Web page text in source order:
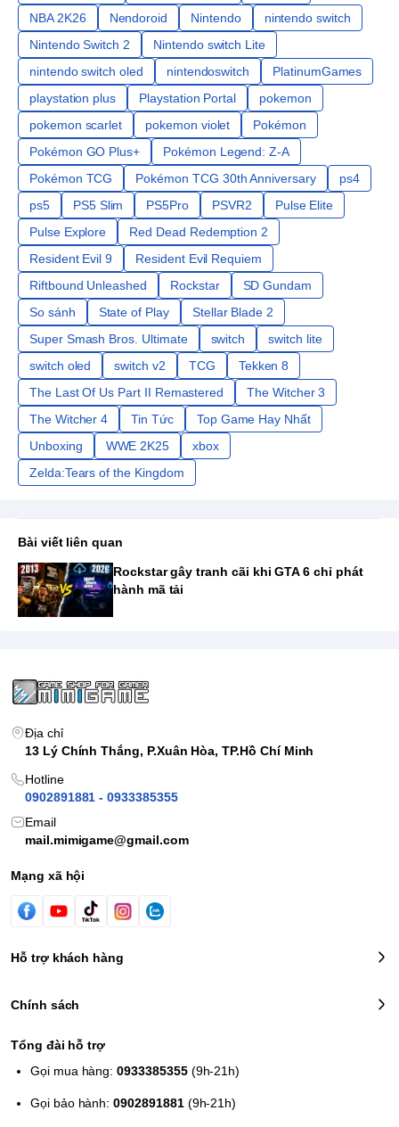
NBA 2K26
Nendoroid Nintendo
nintendo switch
Nintendo Switch 2
Nintendo switch Lite
nintendo switch oled
nintendoswitch
PlatinumGames
playstation plus
Playstation Portal
pokemon
pokemon scarlet
pokemon violet
Pokémon
Pokémon GO Plus+
Pokémon Legend: Z-A
Pokémon TCG
Pokémon TCG 30th Anniversary
ps4
ps5
PS5 Slim PS5Pro PSVR2
Pulse Elite
Pulse Explore
Red Dead Redemption 2
Resident Evil 9
Resident Evil Requiem
Riftbound Unleashed
Rockstar
SD Gundam
So sánh
State of Play
Stellar Blade 2
Super Smash Bros. Ultimate
switch
switch lite
switch oled
switch v2 TCG
Tekken 8
The Last Of Us Part II Remastered
The Witcher 3
The Witcher 4
Tin Tức
Top Game Hay Nhất
Unboxing
WWE 2K25
xbox
Zelda:Tears of the Kingdom
Bài viết liên quan
Rockstar gây tranh cãi khi GTA 6 chỉ phát
hành mã tải
Địa chỉ
13 Lý Chính Thắng, P.Xuân Hòa, TP.Hồ Chí Minh
Hotline
0902891881 - 0933385355
Email
mail.mimigame@gmail.com
Mạng xã hội
Hỗ trợ khách hàng
Chính sách
Tổng đài hỗ trợ
Gọi mua hàng:0933385355(9h-21h)
Gọi bảo hành:0902891881(9h-21h)